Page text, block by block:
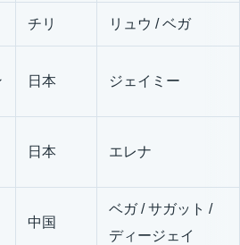
チリ リュウ / ベガ
日本 ジェイミー
日本 エレナ
中国
ベガ / サガット /
ディージェイ